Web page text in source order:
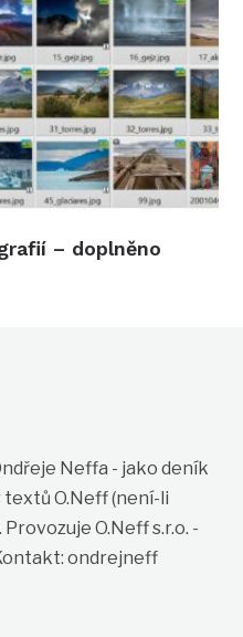
– doplněno
Neffa - jako deník
O.Neff (není-li
O.Neff s.r.o. -
ondrejneff